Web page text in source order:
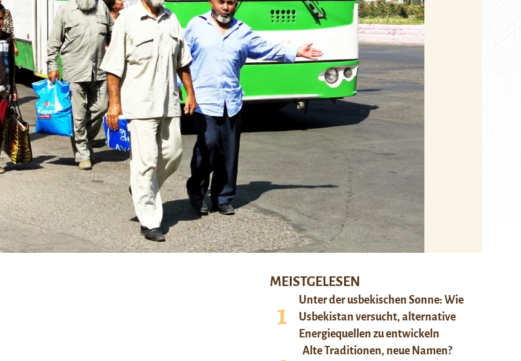
MEISTGELESEN
Unter der usbekischen Sonne: Wie
Usbekistan versucht, alternative
Energiequellen zu entwickeln
Alte Traditionen, neue Namen?